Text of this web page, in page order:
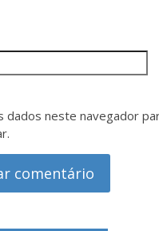
dados neste navegador